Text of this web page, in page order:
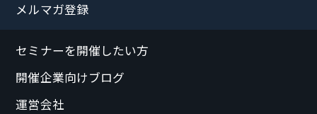
メルマガ登録
セミナーを開催したい方
開催企業向けブログ
運営会社